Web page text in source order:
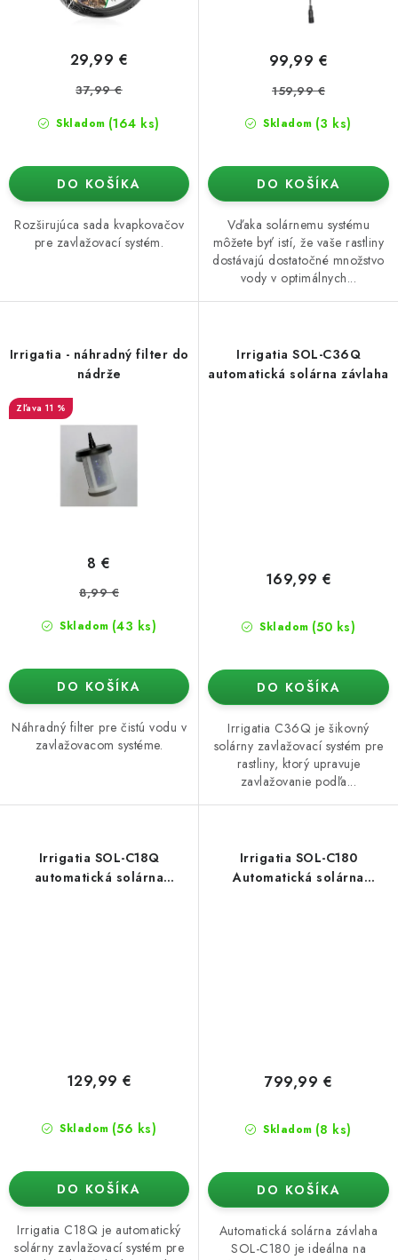
Skladom (164 ks)
29,99 €
37,99 €
DO KOŠÍKA
Rozširujúca sada kvapkovačov
pre zavlažovací systém.
Skladom (3 ks)
99,99 €
159,99 €
DO KOŠÍKA
Vďaka solárnemu systému
môžete byť istí, že vaše rastliny
dostávajú dostatočné množstvo
vody v optimálnych...
Irrigatia - náhradný filter do
nádrže
11 %
Skladom (43 ks)
8 €
8,99 €
DO KOŠÍKA
Náhradný filter pre čistú vodu v
zavlažovacom systéme.
Irrigatia SOL-C36Q
automatická solárna závlaha
Skladom (50 ks)
169,99 €
DO KOŠÍKA
Irrigatia C36Q je šikovný
solárny zavlažovací systém pre
rastliny, ktorý upravuje
zavlažovanie podľa...
Irrigatia SOL-C18Q
automatická solárna
Skladom (56 ks)
129,99 €
DO KOŠÍKA
Irrigatia C18Q je automatický
solárny zavlažovací systém pre
Irrigatia SOL-C180
Automatická solárna
Skladom (8 ks)
799,99 €
DO KOŠÍKA
Automatická solárna závlaha
SOL-C180 je ideálna na